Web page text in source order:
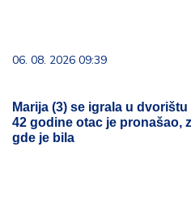
06. 08. 2026 09:39
Marija (3) se igrala u
42 godine otac je pronašao,
gde je bila